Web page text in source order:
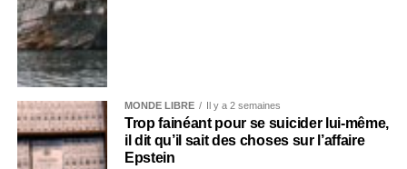
MONDE LIBRE Il y a 2 semaines
Trop fainéant pour se suicider lui-même,
il dit qu’il sait des choses sur l’affaire
Epstein